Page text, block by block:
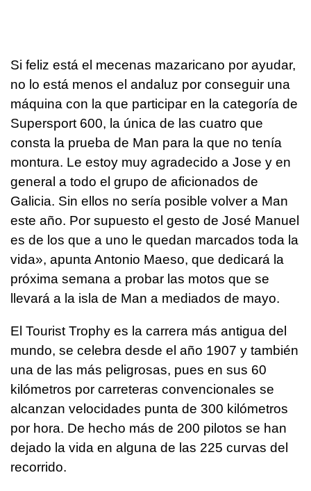
Si feliz está el mecenas mazaricano por ayudar,
no lo está menos el andaluz por conseguir una
máquina con la que participar en la categoría de
Supersport 600, la única de las cuatro que
consta la prueba de Man para la que no tenía
montura. Le estoy muy agradecido a Jose y en
general a todo el grupo de aficionados de
Galicia. Sin ellos no sería posible volver a Man
este año. Por supuesto el gesto de José Manuel
es de los que a uno le quedan marcados toda la
vida», apunta Antonio Maeso, que dedicará la
próxima semana a probar las motos que se
llevará a la isla de Man a mediados de mayo.
El Tourist Trophy es la carrera más antigua del
mundo, se celebra desde el año 1907 y también
una de las más peligrosas, pues en sus 60
kilómetros por carreteras convencionales se
alcanzan velocidades punta de 300 kilómetros
por hora. De hecho más de 200 pilotos se han
dejado la vida en alguna de las 225 curvas del
recorrido.